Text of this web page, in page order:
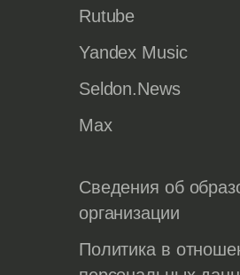
Rutube
Yandex Music
Seldon.News
Max
Сведения об
организации
Политика в